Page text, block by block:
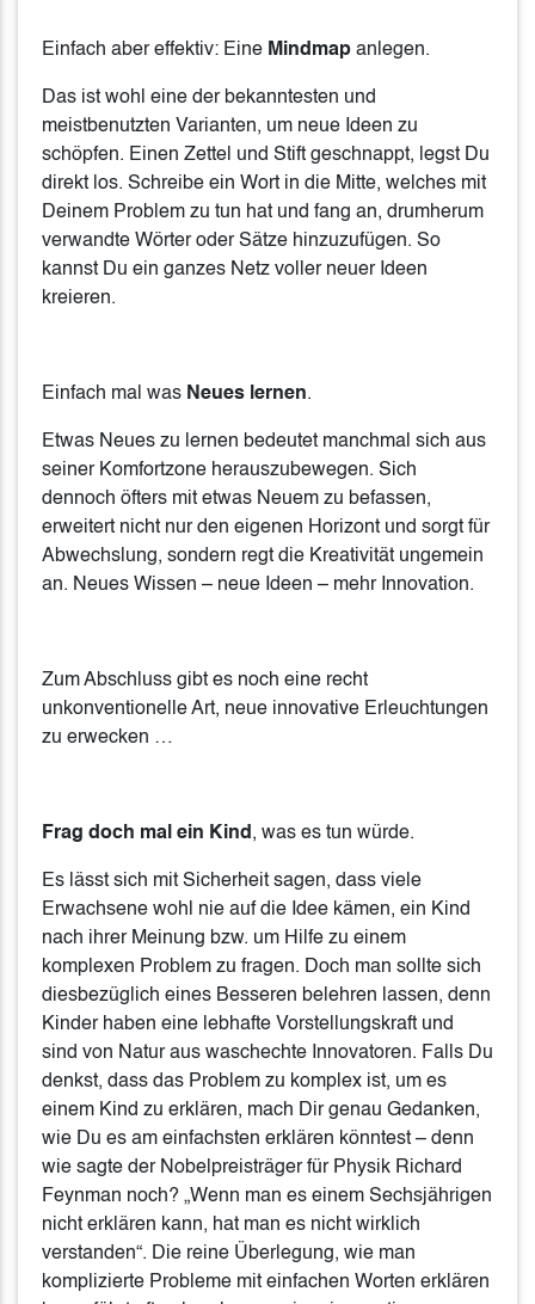
Einfach aber effektiv: Eine Mindmap anlegen.
Das ist wohl eine der bekanntesten und
meistbenutzten Varianten, um neue Ideen zu
schöpfen. Einen Zettel und Stift geschnappt, legst Du
direkt los. Schreibe ein Wort in die Mitte, welches mit
Deinem Problem zu tun hat und fang an, drumherum
verwandte Wörter oder Sätze hinzuzufügen. So
kannst Du ein ganzes Netz voller neuer Ideen
kreieren.
Einfach mal was Neues lernen.
Etwas Neues zu lernen bedeutet manchmal sich aus
seiner Komfortzone herauszubewegen. Sich
dennoch öfters mit etwas Neuem zu befassen,
erweitert nicht nur den eigenen Horizont und sorgt für
Abwechslung, sondern regt die Kreativität ungemein
an. Neues Wissen – neue Ideen – mehr Innovation.
Zum Abschluss gibt es noch eine recht
unkonventionelle Art, neue innovative Erleuchtungen
zu erwecken …
Frag doch mal ein Kind , was es tun würde.
Es lässt sich mit Sicherheit sagen, dass viele
Erwachsene wohl nie auf die Idee kämen, ein Kind
nach ihrer Meinung bzw. um Hilfe zu einem
komplexen Problem zu fragen. Doch man sollte sich
diesbezüglich eines Besseren belehren lassen, denn
Kinder haben eine lebhafte Vorstellungskraft und
sind von Natur aus waschechte Innovatoren. Falls Du
denkst, dass das Problem zu komplex ist, um es
einem Kind zu erklären, mach Dir genau Gedanken,
wie Du es am einfachsten erklären könntest – denn
wie sagte der Nobelpreisträger für Physik Richard
Feynman noch? „Wenn man es einem Sechsjährigen
nicht erklären kann, hat man es nicht wirklich
verstanden“. Die reine Überlegung, wie man
komplizierte Probleme mit einfachen Worten erklären